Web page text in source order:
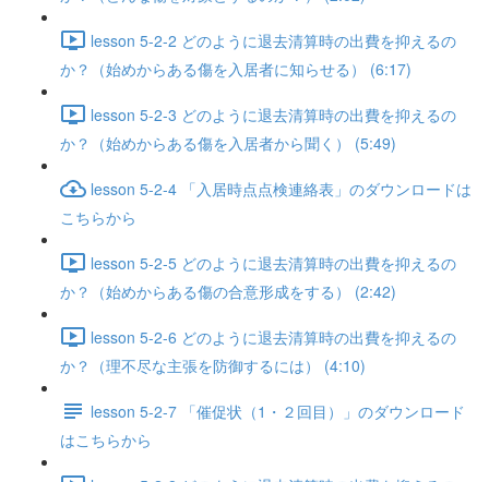
lesson 5-2-2 どのように退去清算時の出費を抑えるの
か？（始めからある傷を入居者に知らせる） (6:17)
lesson 5-2-3 どのように退去清算時の出費を抑えるの
か？（始めからある傷を入居者から聞く） (5:49)
lesson 5-2-4 「入居時点点検連絡表」のダウンロードは
こちらから
lesson 5-2-5 どのように退去清算時の出費を抑えるの
か？（始めからある傷の合意形成をする） (2:42)
lesson 5-2-6 どのように退去清算時の出費を抑えるの
か？（理不尽な主張を防御するには） (4:10)
lesson 5-2-7 「催促状（1・２回目）」のダウンロード
はこちらから